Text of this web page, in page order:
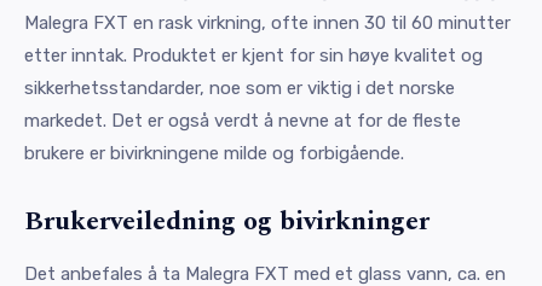
Malegra FXT en rask virkning, ofte innen 30 til 60 minutter
etter inntak. Produktet er kjent for sin høye kvalitet og
sikkerhetsstandarder, noe som er viktig i det norske
markedet. Det er også verdt å nevne at for de fleste
brukere er bivirkningene milde og forbigående.
Brukerveiledning og bivirkninger
Det anbefales å ta Malegra FXT med et glass vann, ca. en